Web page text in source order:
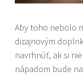
Aby toho nebolo
dizajnovým
navrhnúť, ak si
nápadom bude